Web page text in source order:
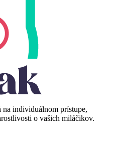
na individuálnom prístupe,
o vašich miláčikov.